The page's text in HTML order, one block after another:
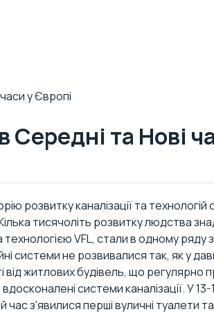
у Європі
Середні та Нові
розвитку каналізації та технологій
тисячоліть розвитку людства
технологією VFL, стали в одному ряду
системи не розвивалися так, як у
від житлових будівель, що
системи каналізації. У
час з'явилися перші вуличні туалети